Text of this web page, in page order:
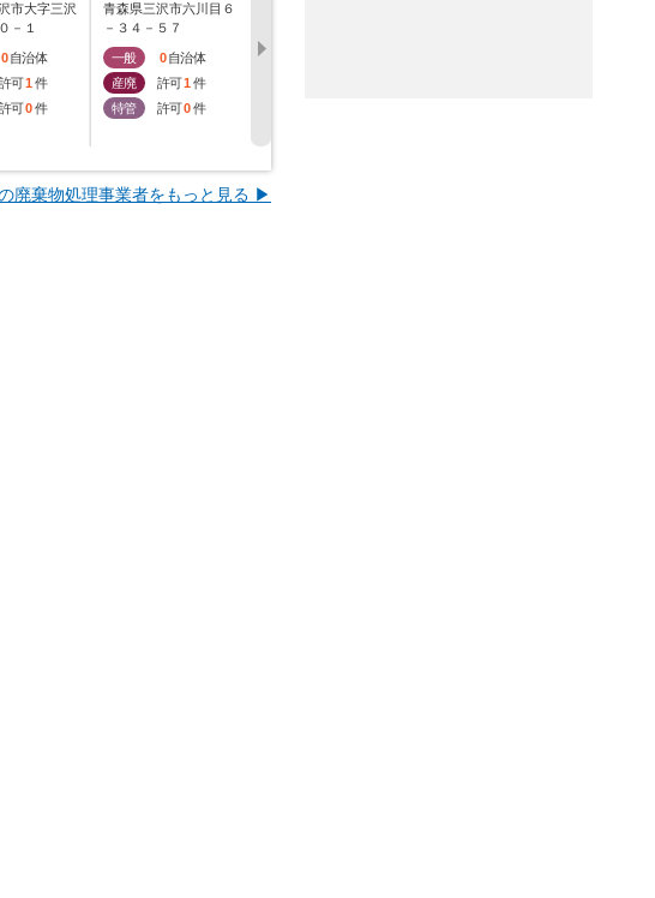
市大字三沢
－１
0 自治体
許可1 件
許可0件
青森県三沢市六川目６
－３４－５７
一般 0 自治体
産廃
許可1 件
特管
許可0件
廃棄物処理事業者をもっと見る ▶